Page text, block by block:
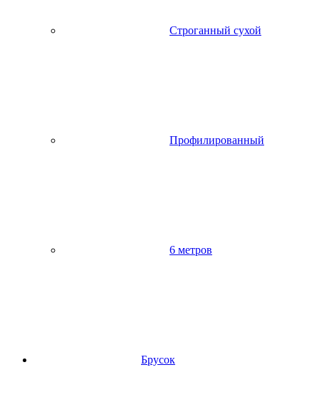
Строганный сухой
Профилированный
6 метров
Брусок